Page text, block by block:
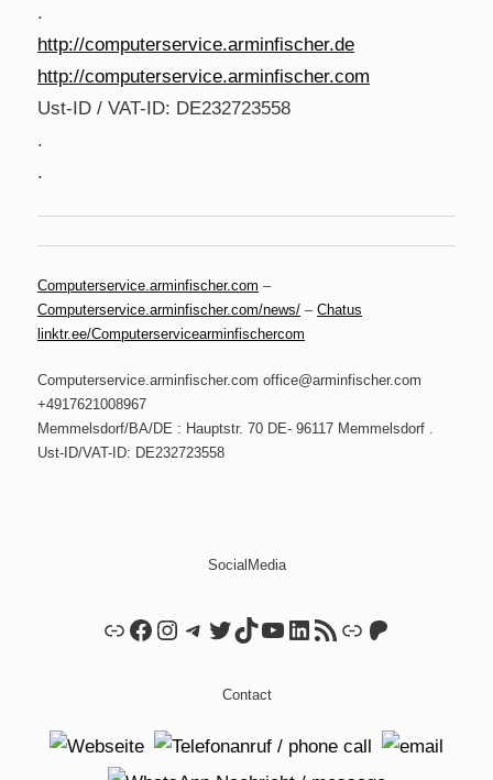
.
http://computerservice.arminfischer.de
http://computerservice.arminfischer.com
Ust-ID / VAT-ID: DE232723558
.
.
Computerservice.arminfischer.com –
Computerservice.arminfischer.com/news/ – Chatus
linktr.ee/Computerservicearminfischercom
Computerservice.arminfischer.com office@arminfischer.com
+4917621008967
Memmelsdorf/BA/DE : Hauptstr. 70 DE- 96117 Memmelsdorf .
Ust-ID/VAT-ID: DE232723558
SocialMedia
LinkFacebook
Instagram
Telegram
Twitter
TikTok
YouTube
LinkedIn
RSS Feed
LinkPatreon
Contact